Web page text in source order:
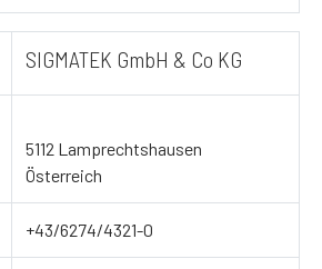
SIGMATEK GmbH & Co KG
5112 Lamprechtshausen
Österreich
+43/6274/4321-0